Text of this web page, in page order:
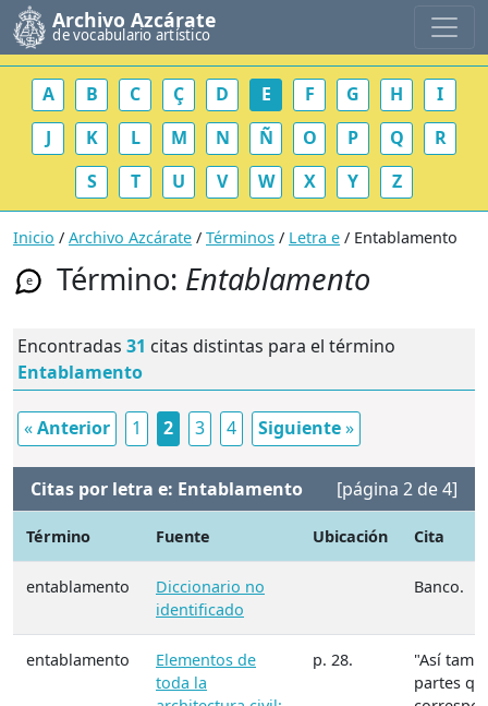
Archivo Azcárate
de vocabulario artístico
A B C Ç D E F G H
I
J
K L M N Ñ O P Q
R
S
T U V W X Y Z
Inicio / Archivo Azcárate / Términos / Letra e / Entablamento
e Término: Entablamento
Encontradas 31 citas distintas para el término
Entablamento
«Anterior 1 2 3 4 Siguiente»
Citas por letra e: Entablamento [página 2 de 4]
Término Fuente Ubicación Cita
entablamento
Diccionario no
identificado
Banco.
entablamento
Elementos de
toda la
p. 28.
"Así
partes